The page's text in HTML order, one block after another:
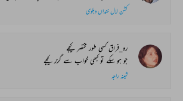
کشن لال خنداں دہلوی
رہ_فراق کسی طور مختصر کیجے
جو ہو سکے تو کبھی خواب سے گزر کیجے
ثمینہ راجہ